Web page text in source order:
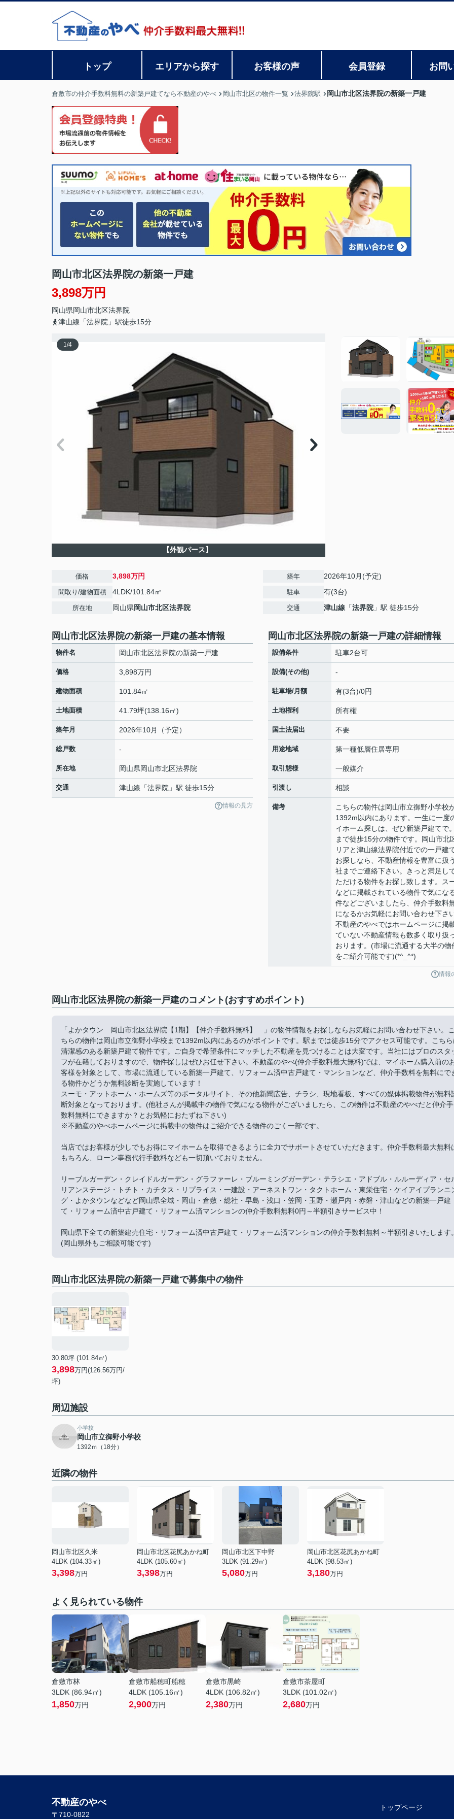
トップ エリアから探す お客様の声 会員登録 お問
倉敷市の仲介手数料無料の新築戸建てなら不動産のやべ 岡山市北区の物件一覧 法界院駅 岡山市北区法界院の新築一戸建
岡山市北区法界院の新築一戸建
3,898万円
岡山県岡山市北区法界院
津山線「法界院」駅徒歩15分
1 /4
【外観パース】
価格 3,898万円
間取り/建物面積 4LDK/101.84㎡
所在地 岡山県岡山市北区法界院
築年 2026年10月(予定)
駐車 有(3台)
交通 津山線 「法界院 」駅 徒歩15分
岡山市北区法界院の新築一戸建の基本情報
物件名 岡山市北区法界院の新築一戸建
価格 3,898万円
建物面積 101.84㎡
土地面積 41.79坪(138.16㎡)
築年月 2026年10月（予定）
総戸数 -
所在地 岡山県岡山市北区法界院
交通 津山線 「法界院 」駅 徒歩15分
情報の見方
岡山市北区法界院の新築一戸建の詳細情報
設備条件 駐車2台可
設備(その他) -
駐車場/月額 有(3台)/0円
土地権利 所有権
国土法届出 不要
用途地域 第一種低層住居専用
取引態様 一般媒介
引渡し 相談
備考
こちらの物件は岡山市立御野小学校
1392m以内にあります。一生に一度
イホーム探しは、ぜひ新築戸建てで
まで徒歩15分の物件です。岡山市北
リアと津山線法界院付近での一戸建
お探しなら、不動産情報を豊富に扱
社までご連絡下さい。きっと満足し
ただける物件をお探し致します。ス
などに掲載されている物件で気にな
件などございましたら、仲介手数料
になるかお気軽にお問い合わせ下さい
不動産のやべではホームページに掲
ていない不動産情報も数多く取り扱
おります。(市場に流通する大半の物
をご紹介可能です)(*^_^*)
情報
岡山市北区法界院の新築一戸建のコメント(おすすめポイント)
「よかタウン 岡山市北区法界院【1期】【仲介手数料無料】 」の物件情報をお探しならお気軽にお問い合わせ下さい。こ
ちらの物件は岡山市立御野小学校まで1392m以内にあるのがポイントです。駅までは徒歩15分でアクセス可能です。こちら
清潔感のある新築戸建て物件です。ご自身で希望条件にマッチした不動産を見つけることは大変です。当社にはプロのスタ
フが在籍しておりますので、物件探しはぜひお任せ下さい。不動産のやべ(仲介手数料最大無料)では、マイホーム購入前の
客様を対象として、市場に流通している新築一戸建て、リフォーム済中古戸建て・マンションなど、仲介手数料を無料にで
る物件かどうか無料診断を実施しています！
スーモ・アットホーム・ホームズ等のポータルサイト、その他新聞広告、チラシ、現地看板、すべての媒体掲載物件が無料
断対象となっております。(他社さんが掲載中の物件で気になる物件がございましたら、この物件は不動産のやべだと仲介手
数料無料にできますか？とお気軽におたずね下さい)
※不動産のやべホームページに掲載中の物件はご紹介できる物件のごく一部です。
当店ではお客様が少しでもお得にマイホームを取得できるように全力でサポートさせていただきます。仲介手数料最大無料
もちろん、ローン事務代行手数料なども一切頂いておりません。
リーブルガーデン・クレイドルガーデン・グラファーレ・ブルーミングガーデン・テラシエ・アドブル・ルルーディア・セ
リアンステージ・トチト・カチタス・リプライス・一建設・アーネストワン・タクトホーム・東栄住宅・ケイアイプランニ
グ・よかタウンなどなど岡山県全域・岡山・倉敷・総社・早島・浅口・笠岡・玉野・瀬戸内・赤磐・津山などの新築一戸建
て・リフォーム済中古戸建て・リフォーム済マンションの仲介手数料無料0円～半額引きサービス中！
岡山県下全ての新築建売住宅・リフォーム済中古戸建て・リフォーム済マンションの仲介手数料無料～半額引きいたします。
(岡山県外もご相談可能です)
岡山市北区法界院の新築一戸建で募集中の物件
30.80坪 (101.84㎡)
3,898万円(126.56万円/
坪)
周辺施設
小学校
岡山市立御野小学校
1392ｍ（18分）
近隣の物件
岡山市北区久米
4LDK (104.33㎡)
3,398万円
岡山市北区花尻あかね町
4LDK (105.60㎡)
3,398万円
岡山市北区下中野
3LDK (91.29㎡)
5,080万円
岡山市北区花尻あかね町
4LDK (98.53㎡)
3,180万円
よく見られている物件
倉敷市林
3LDK (86.94㎡)
1,850万円
倉敷市船穂町船穂
4LDK (105.16㎡)
2,900万円
倉敷市黒崎
4LDK (106.82㎡)
2,380万円
倉敷市茶屋町
3LDK (101.02㎡)
2,680万円
不動産のやべ
〒710-0822
トップページ